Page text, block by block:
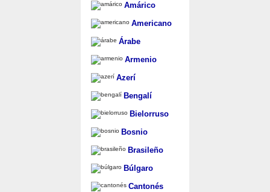
Amárico
Americano
Árabe
Armenio
Azerí
Bengalí
Bielorruso
Bosnio
Brasileño
Búlgaro
Cantonés